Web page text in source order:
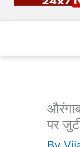
पर